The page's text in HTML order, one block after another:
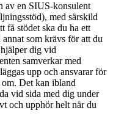
av en SIUS-konsulent
med särskild
få stödet ska du ha ett
som krävs för att du
dig vid
samverkar med
upp och ansvarar för
Det kan ibland
vid sida med dig under
och upphör helt när du